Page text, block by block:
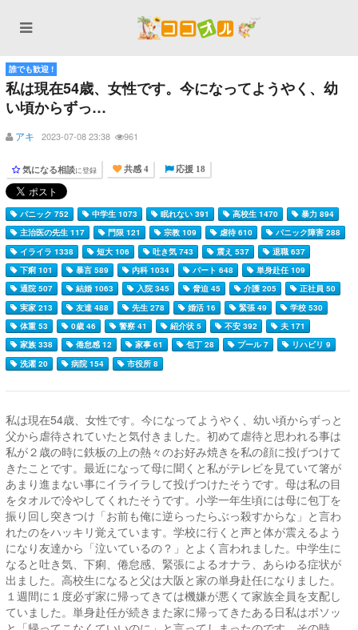
誰でも歓迎 !
私は現在54歳、女性です。今になってようやく、幼
い頃からずっ…
アキ 2023-07-08 23:38 961
気になる相談に登録 共感 4 応援 18
パニック 752 中学生 1073 眠れない 391 高校生 1470
暴力 894
主治医の先生 117
門限 121 宗教 109 虐待 610
パニック障害 288
イライラ 1338
短大 106 吐き気 743 震え 537
退職 637
下痢 101
暴言 589 内科 1034 パート 648
単身赴任 109
通院 507
結婚 1063 入院 345 脅迫 45 介護 205
正社員 50
実家 213
友達 488 先生 278 婚活 16 緊張 49
学校 530
体重 53
0歳 46 警察 41 紹介状 5 不安 392
夫 171
家族 338
倦怠感 12 家事 61 包丁 28 プール 7
リハビリ 9
洗濯 20
病院 154 市役所 8
私は現在54歳、女性です。今になってようやく、幼い頃からずっと
父から虐待されていたと気付きました。初めて虐待と思われる事は
私が２歳の時に鉄板の上の熱々のお好み焼きを私の顔に投げつけて
きたことです。最近になって母に聞くと私がテレビを見ていて箸が
あまり進まない事にイライラして投げつけたそうです。母は私の目
をタオルで冷やしてくれたそうです。小学一年生頃には母に包丁を
振り回し突きつけ「お前も俺に逆らったらぶっ殺すからな」と言わ
れたのをハッキリ覚えています。学校に行くと声と体が震えるよう
になり友達から「泣いているの？」とよく言われました。中学生に
なると吐き気、下痢、倦怠感、緊張によるオナラ、あらゆる症状が
出ました。高校生になると父は大阪と家の単身赴任になりました。
１週間に１度必ず家に帰ってきては機嫌が悪くて家族全員を支配し
ていました。単身赴任が続きまた家に帰ってきたある日私はボソッ